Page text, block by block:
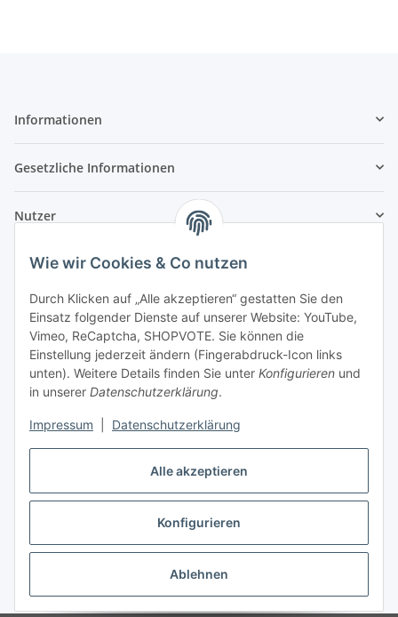
Alle akzeptieren
Konfigurieren
Ablehnen
Wie wir Cookies & Co nutzen
Durch Klicken auf „Alle akzeptieren“ gestatten Sie den
Einsatz folgender Dienste auf unserer Website: YouTube,
Vimeo, ReCaptcha, SHOPVOTE. Sie können die
Einstellung jederzeit ändern (Fingerabdruck-Icon links
unten). Weitere Details finden Sie unter Konfigurieren und
in unserer Datenschutzerklärung.
Impressum Datenschutzerklärung
Informationen
Gesetzliche Informationen
Nutzer